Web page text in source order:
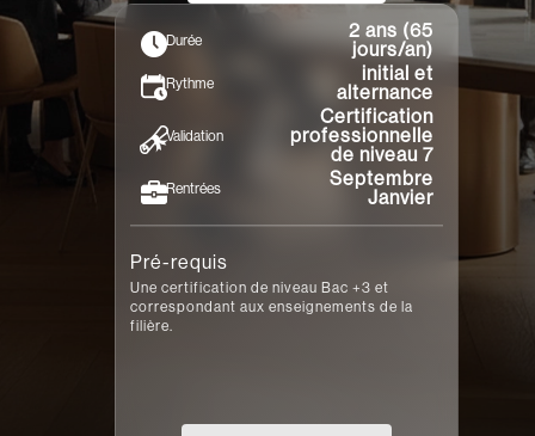
•Toulon Toulouse
Durée
2 ans (65
jours/an)
Rythme
initial et
alternance
Validation
Certification
professionnelle
de niveau 7
Rentrées
Septembre
Janvier
Pré-requis
Une certification de niveau Bac +3 et
correspondant aux enseignements de la
filière.